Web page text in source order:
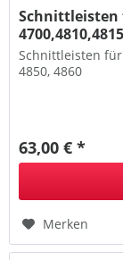
Schnittleisten
Schnittleisten für
4850, 4860
63,00 € *
Merken